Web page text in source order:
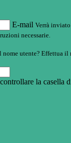
E-mail Verrà
necessarie.
utente? Effettua il
la casella